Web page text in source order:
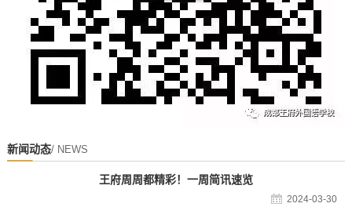
新闻动态/ NEWS
王府周周都精彩！一周简讯速览
2024-03-30